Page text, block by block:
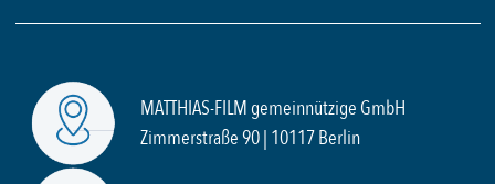
MATTHIAS-FILM gemeinnützige GmbH
Zimmerstraße 90 | 10117 Berlin